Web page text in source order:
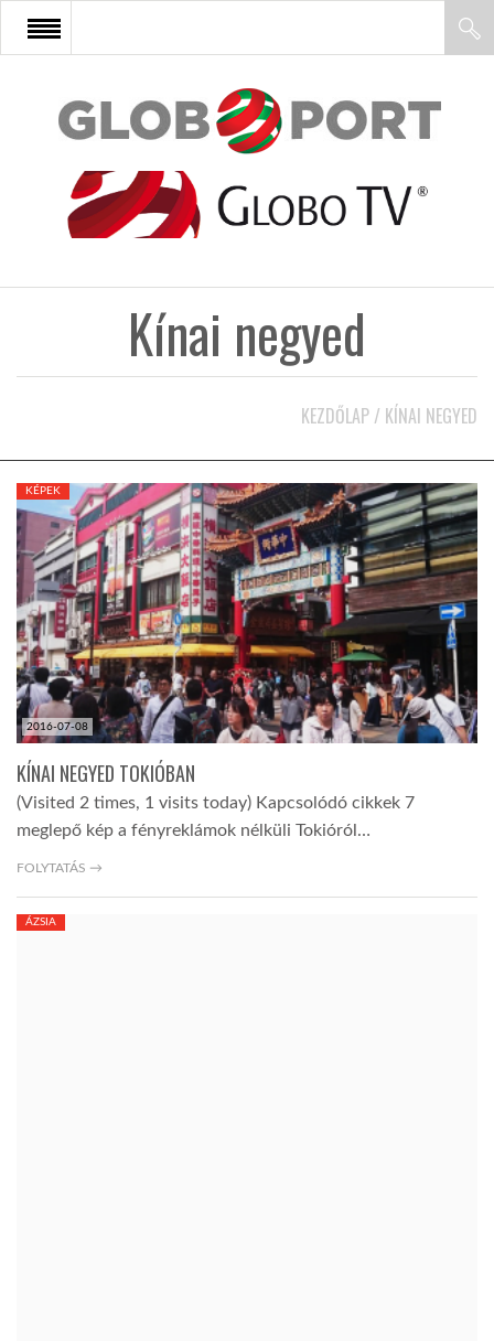
FŐOLDAL
AFRIKA
KÖZEL-KELET
AUSZTRÁLIA
A VILÁG ITTHON
GLOBOTV BP
Kínai negyed
KEZDŐLAP / KÍNAI NEGYED
2016-07-08
KÉPEK
KÍNAI NEGYED TOKIÓBAN
(Visited 2 times, 1 visits today) Kapcsolódó cikkek 7
meglepő kép a fényreklámok nélküli Tokióról…
FOLYTATÁS →
ÁZSIA